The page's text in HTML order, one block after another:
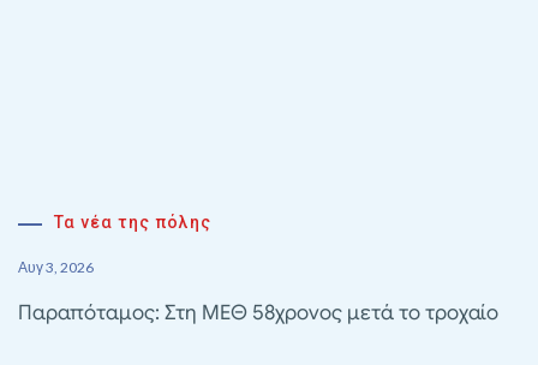
Τα νέα της πόλης
Αυγ 3, 2026
Παραπόταμος: Στη ΜΕΘ 58χρονος μετά το τροχαίο